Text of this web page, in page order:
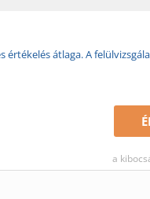
értékelés átlaga. A
a